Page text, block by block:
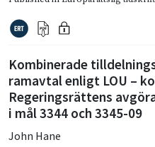
Kombinerade
ramavtal enligt LOU –
Regeringsrättens
i mål 3344 och 3345-09
John Hane